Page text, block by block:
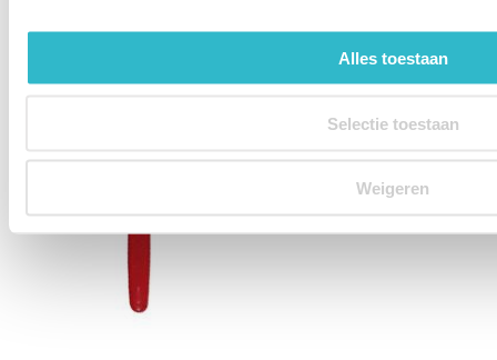
Alles toestaan
Selectie toestaan
Weigeren